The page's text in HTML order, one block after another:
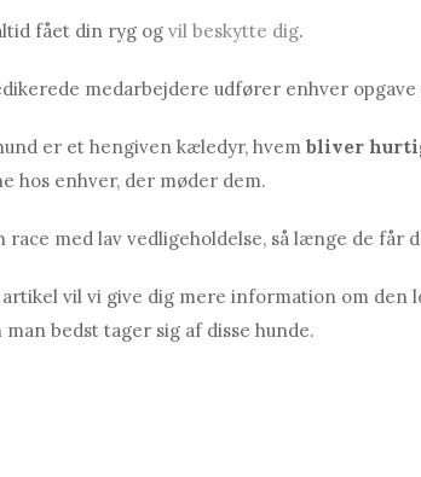
fået din ryg og vil beskytte dig.
medarbejdere udfører enhver
er et hengiven kæledyr, hvem bliver
hos enhver, der møder dem.
race med lav vedligeholdelse, så længe de får
vil vi give dig mere information om den
man bedst tager sig af disse hunde.